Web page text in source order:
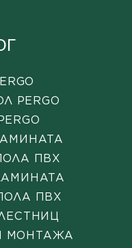
PERGO
ПВХ
ПВХ
МОНТАЖА